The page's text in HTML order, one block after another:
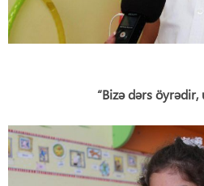
“Bizə dərs öyrədir,